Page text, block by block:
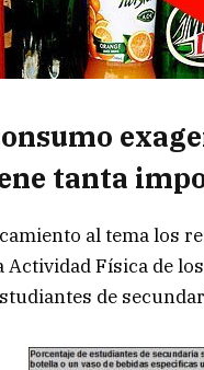
tanta
al tema los
Física de
de